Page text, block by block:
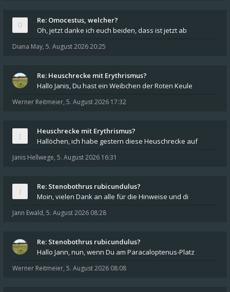
Re: Omocestus, welcher?
Oh, jetzt danke ich euch beiden, dass ist jetzt ab
Diana May, 5. August 2026 20:25
Re: Heuschrecke mit Erythrismus?
Hallo Janis, Du hast ein Weibchen der Roten Keule
Werner Reitmeier, 5. August 2026 17:32
Heuschrecke mit Erythrismus?
Hallöchen, ich habe gestern diese Heuschrecke auf
Janis Hellwege, 5. August 2026 16:31
Re: Stenobothrus rubicundulus?
Moin, vielen Dank an alle für die Hinweise und di
Jann Ewald, 5. August 2026 08:28
Re: Stenobothrus rubicundulus?
Hallo Jann, nun, wenn Du am Paracaloptenus-Platz
Werner Reitmeier, 5. August 2026 08:08